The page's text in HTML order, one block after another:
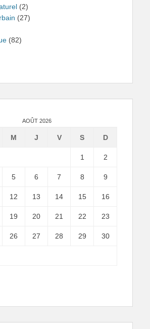
(2)
(27)
(82)
AOÛT 2026
M J V S D
1 2
5 6 7 8 9
12 13 14 15 16
19 20 21 22 23
26 27 28 29 30